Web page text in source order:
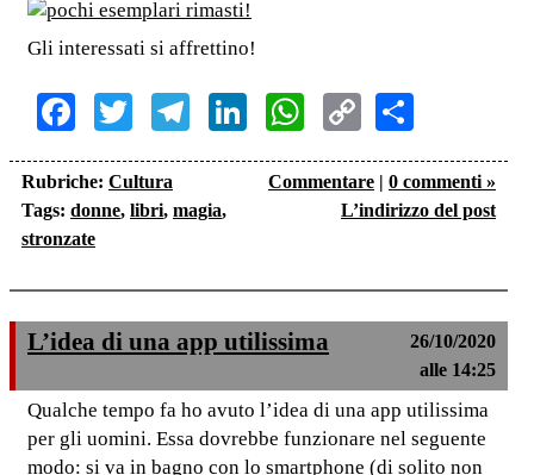
Gli interessati si affrettino!
Facebook
TwitterTelegram
LinkedInWhatsApp
Copy
Link
Rubriche: Cultura
Tags: donne, libri, magia,
stronzate
Commentare | 0 commenti »
L’indirizzo del post
L’idea di una app utilissima
26/10/2020
alle 14:25
Qualche tempo fa ho avuto l’idea di una app utilissima
per gli uomini. Essa dovrebbe funzionare nel seguente
modo: si va in bagno con lo smartphone (di solito non